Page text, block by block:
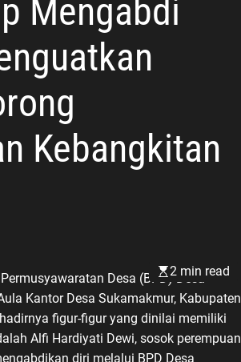
Mengabdi
Kebangkitan
2 min read
Desa (BPD) Desa
Kantor Desa Sukamakmur, Kabupaten
figur-figur yang dinilai memiliki
Alfi Hardiyati Dewi, sosok perempuan
diri melalui BPD Desa